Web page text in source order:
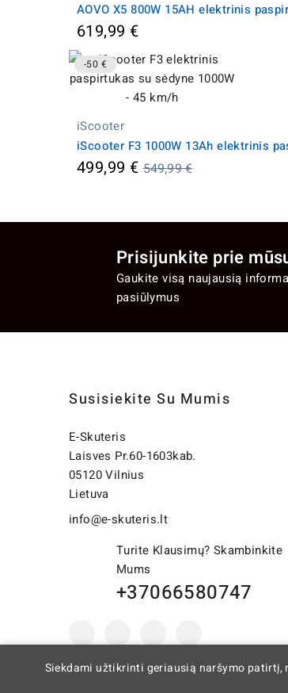
AOVO X5 800W 15AH elektrinis
619,99 €
-50 €
iScooter
iScooter F3 1000W 13Ah elektrinis
499,99 €Įprasta
549,99 €
Prisijunkite prie
Gaukite visą naujausią
pasiūlymus
Susisiekite Su Mumis
E-Skuteris
Laisves Pr.60-1603kab.
05120 Vilnius
Lietuva
info@e-skuteris.lt
Turite Klausimų? Skambinkite
Mums
+37066580747
Siekdami užtikrinti geriausią naršymo patirtį,